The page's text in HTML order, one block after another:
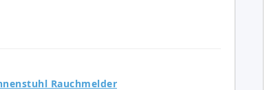
Rauchmelder